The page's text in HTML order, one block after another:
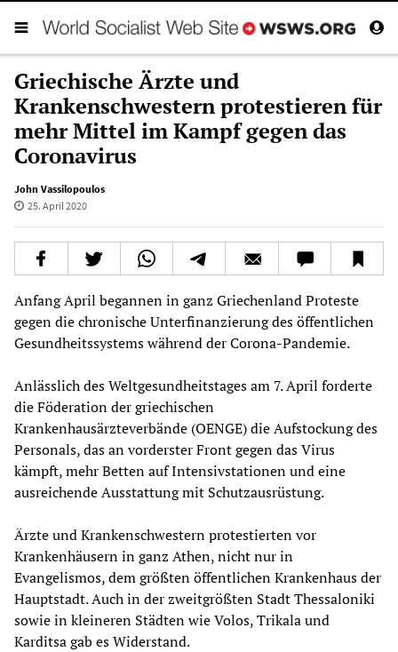
Griechische Ärzte und
Krankenschwestern protestieren für
mehr Mittel im Kampf gegen das
Coronavirus
John Vassilopoulos
25. April 2020
Anfang April begannen in ganz Griechenland Proteste
gegen die chronische Unterfinanzierung des öffentlichen
Gesundheitssystems während der Corona-Pandemie.
Anlässlich des Weltgesundheitstages am 7. April forderte
die Föderation der griechischen
Krankenhausärzteverbände (OENGE) die Aufstockung des
Personals, das an vorderster Front gegen das Virus
kämpft, mehr Betten auf Intensivstationen und eine
ausreichende Ausstattung mit Schutzausrüstung.
Ärzte und Krankenschwestern protestierten vor
Krankenhäusern in ganz Athen, nicht nur in
Evangelismos, dem größten öffentlichen Krankenhaus der
Hauptstadt. Auch in der zweitgrößten Stadt Thessaloniki
sowie in kleineren Städten wie Volos, Trikala und
Karditsa gab es Widerstand.